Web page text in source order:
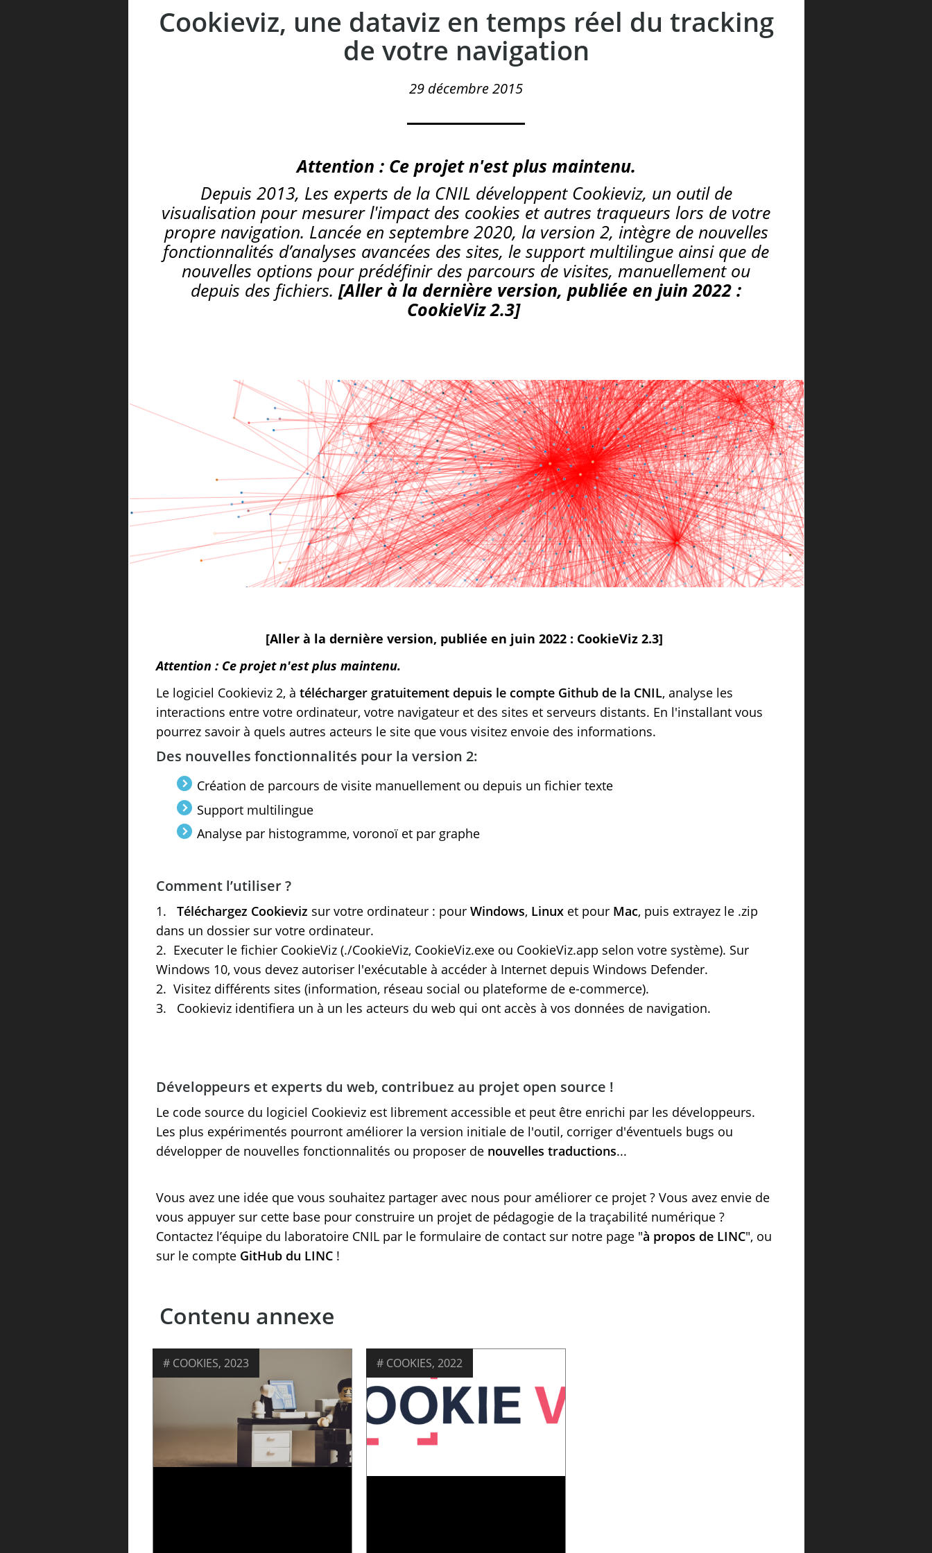
Cookieviz, une dataviz en temps réel du tracking
de votre navigation
29 décembre 2015
Attention : Ce projet n'est plus maintenu.
Depuis 2013, Les experts de la CNIL développent Cookieviz, un outil de
visualisation pour mesurer l'impact des cookies et autres traqueurs lors de votre
propre navigation. Lancée en septembre 2020, la version 2, intègre de nouvelles
fonctionnalités d’analyses avancées des sites, le support multilingue ainsi que de
nouvelles options pour prédéfinir des parcours de visites, manuellement ou
depuis des fichiers. [Aller à la dernière version, publiée en juin 2022 :
CookieViz 2.3]
[Aller à la dernière version, publiée en juin 2022 : CookieViz 2.3]
Attention : Ce projet n'est plus maintenu.
Le logiciel Cookieviz 2, à télécharger gratuitement depuis le compte Github de la CNIL, analyse les
interactions entre votre ordinateur, votre navigateur et des sites et serveurs distants. En l'installant vous
pourrez savoir à quels autres acteurs le site que vous visitez envoie des informations.
Des nouvelles fonctionnalités pour la version 2:
Création de parcours de visite manuellement ou depuis un fichier texte
Support multilingue
Analyse par histogramme, voronoï et par graphe
Comment l’utiliser ?
1. Téléchargez Cookieviz sur votre ordinateur : pour Windows, Linuxet pour Mac, puis extrayez le .zip
dans un dossier sur votre ordinateur.
2. Executer le fichier CookieViz (./CookieViz, CookieViz.exe ou CookieViz.app selon votre système). Sur
Windows 10, vous devez autoriser l'exécutable à accéder à Internet depuis Windows Defender.
2. Visitez différents sites (information, réseau social ou plateforme de e-commerce).
3. Cookieviz identifiera un à un les acteurs du web qui ont accès à vos données de navigation.
Développeurs et experts du web, contribuez au projet open source !
Le code source du logiciel Cookieviz est librement accessible et peut être enrichi par les développeurs.
Les plus expérimentés pourront améliorer la version initiale de l'outil, corriger d'éventuels bugs ou
développer de nouvelles fonctionnalités ou proposer de nouvelles traductions...
Vous avez une idée que vous souhaitez partager avec nous pour améliorer ce projet ? Vous avez envie de
vous appuyer sur cette base pour construire un projet de pédagogie de la traçabilité numérique ?
Contactez l’équipe du laboratoire CNIL par le formulaire de contact sur notre page "à propos de LINC", ou
sur le compte GitHub du LINC!
Contenu annexe
COOKIES, 2023 COOKIES, 2022